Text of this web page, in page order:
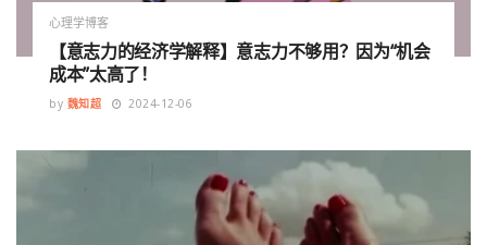
心理学博客
【意志力的经济学解释】意志力不够用？因为“机会
成本”太高了！
by 魏知超 2024-12-06